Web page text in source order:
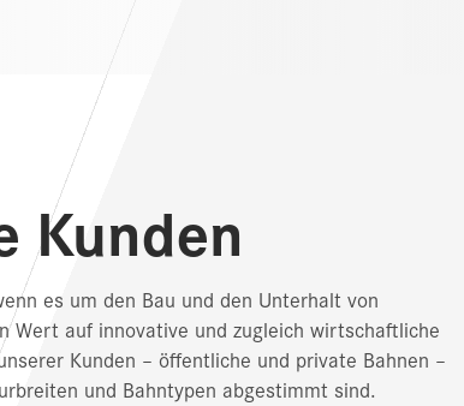
Kunden
es um den Bau und den Unterhalt von
Wert auf innovative und zugleich wirtschaftliche
Kunden – öffentliche und private Bahnen –
und Bahntypen abgestimmt sind.